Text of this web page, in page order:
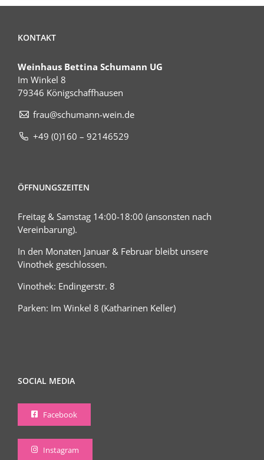
KONTAKT
Weinhaus Bettina Schumann UG
Im Winkel 8
79346 Königschaffhausen
frau@schumann-wein.de
+49 (0)160 – 92146529
ÖFFNUNGSZEITEN
Freitag & Samstag 14:00-18:00 (ansonsten nach
Vereinbarung).
In den Monaten Januar & Februar bleibt unsere
Vinothek geschlossen.
Vinothek: Endingerstr. 8
Parken: Im Winkel 8 (Katharinen Keller)
SOCIAL MEDIA
Facebook
Instagram